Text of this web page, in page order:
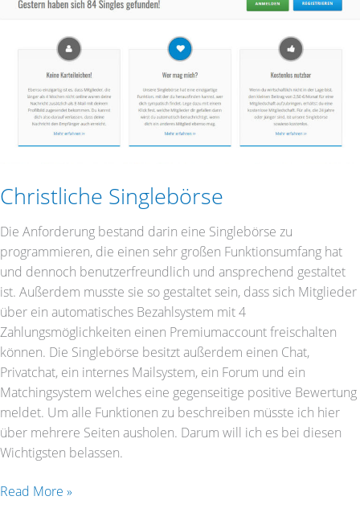
Christliche Singlebörse
Die Anforderung bestand darin eine Singlebörse zu
programmieren, die einen sehr großen Funktionsumfang hat
und dennoch benutzerfreundlich und ansprechend gestaltet
ist. Außerdem musste sie so gestaltet sein, dass sich Mitglieder
über ein automatisches Bezahlsystem mit 4
Zahlungsmöglichkeiten einen Premiumaccount freischalten
können. Die Singlebörse besitzt außerdem einen Chat,
Privatchat, ein internes Mailsystem, ein Forum und ein
Matchingsystem welches eine gegenseitige positive Bewertung
meldet. Um alle Funktionen zu beschreiben müsste ich hier
über mehrere Seiten ausholen. Darum will ich es bei diesen
Wichtigsten belassen.
Read More »